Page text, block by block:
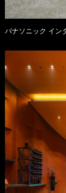
パナソニック イン